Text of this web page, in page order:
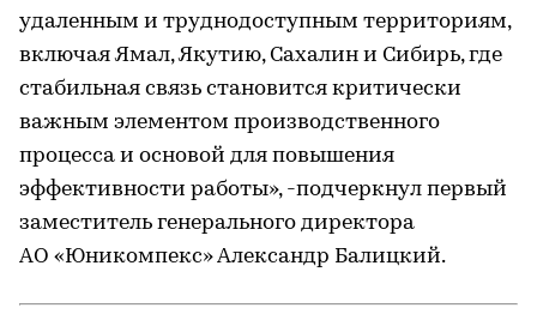
удаленным и труднодоступным территориям,
включая Ямал, Якутию, Сахалин и Сибирь, где
стабильная связь становится критически
важным элементом производственного
процесса и основой для повышения
эффективности работы», -подчеркнул первый
заместитель генерального директора
АО «Юникомпекс» Александр Балицкий.